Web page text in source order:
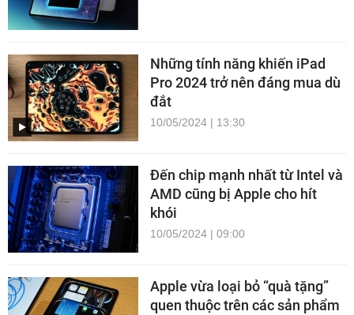
Những tính năng khiến iPad
Pro 2024 trở nên đáng mua dù
đắt
10/05/2024 | 13:30
Đến chip mạnh nhất từ Intel và
AMD cũng bị Apple cho hít
khói
10/05/2024 | 09:00
Apple vừa loại bỏ “quà tặng”
quen thuộc trên các sản phẩm